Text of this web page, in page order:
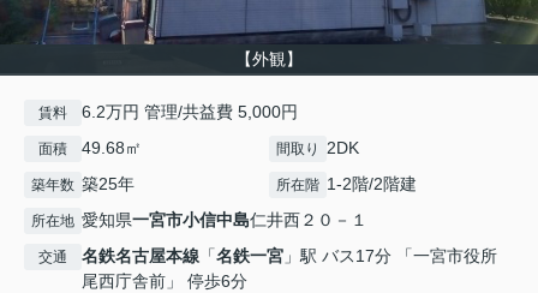
【外観】
賃料 6.2万円 管理/共益費 5,000円
面積 49.68㎡ 間取り 2DK
築年数 築25年 所在階 1-2階/2階建
所在地 愛知県一宮市小信中島仁井西２０－１
交通 名鉄名古屋本線 「名鉄一宮 」駅 バス17分 「一宮市役所
尾西庁舎前」 停歩6分